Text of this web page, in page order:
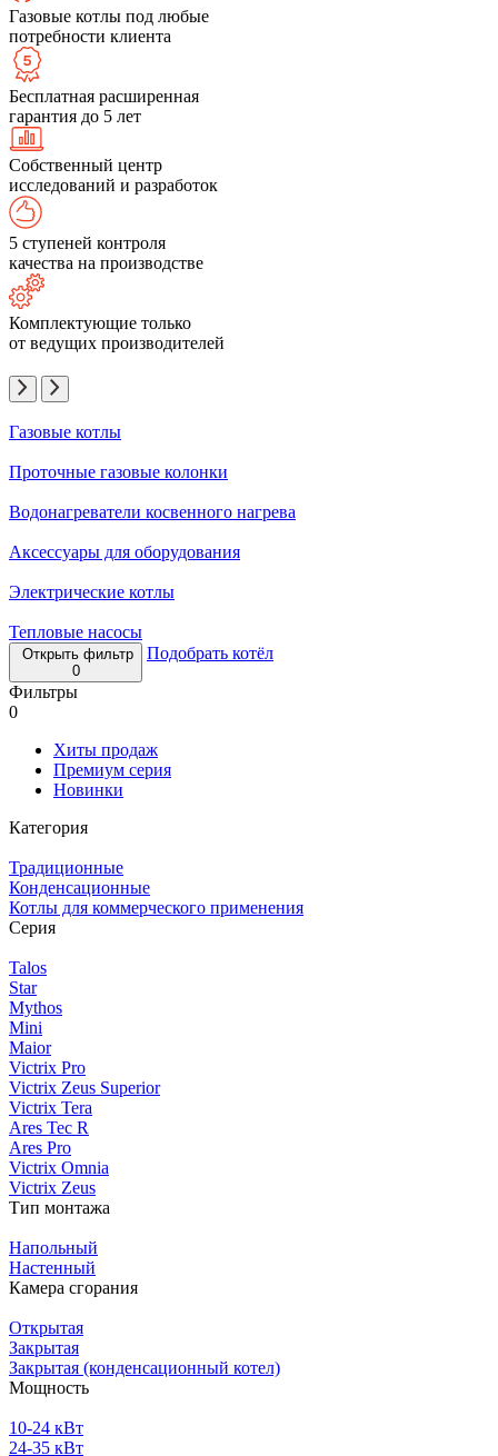
Газовые котлы под любые
потребности клиента
Бесплатная расширенная
гарантия до 5 лет
Собственный центр
исследований и разработок
5 ступеней контроля
качества на производстве
Комплектующие только
от ведущих производителей
Газовые котлы
Проточные газовые колонки
Водонагреватели косвенного нагрева
Аксессуары для оборудования
Электрические котлы
Тепловые насосы
Открыть фильтр
0
Подобрать котёл
Фильтры
0
Хиты продаж
Премиум серия
Новинки
Категория
Традиционные
Конденсационные
Котлы для коммерческого применения
Серия
Talos
Star
Mythos
Mini
Maior
Victrix Pro
Victrix Zeus Superior
Victrix Tera
Ares Tec R
Ares Pro
Victrix Omnia
Victrix Zeus
Тип монтажа
Напольный
Настенный
Камера сгорания
Открытая
Закрытая
Закрытая (конденсационный котел)
Мощность
10-24 кВт
24-35 кВт